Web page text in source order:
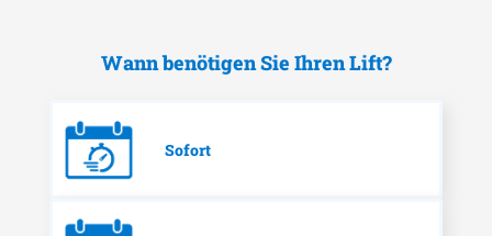
Wann benötigen Sie Ihren Lift?
Sofort